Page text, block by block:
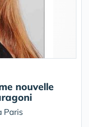
nouvelle
Paris